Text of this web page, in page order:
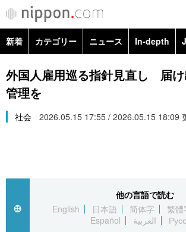
カテゴリー
経済・ビジネス
国際
トップ
アーカイブ
In-depth
Japan Data
新着 カテゴリー ニュース In-depth
政治・外交
経済・ビジネス
外国人雇用巡る指針見直し 届け
管理を
社会 2026.05.15 17:55 / 2026.05.15 18:09
他の言語で読む
English
日本語 简体字 繁體
Español
العربية